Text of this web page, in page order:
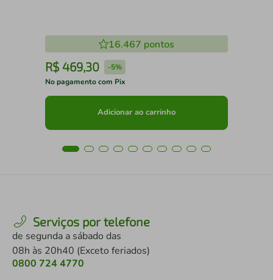
16.467 pontos
R$ 469,30 -5%
No pagamento com Pix
Adicionar ao carrinho
Serviços por telefone
de segunda a sábado das
08h às 20h40 (Exceto feriados)
0800 724 4770